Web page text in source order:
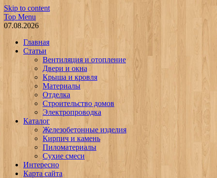
Skip to content
Top Menu
07.08.2026
Главная
Статьи
Вентиляция и отопление
Двери и окна
Крыша и кровля
Материалы
Отделка
Строительство домов
Электропроводка
Каталог
Железобетонные изделия
Кирпич и камень
Пиломатериалы
Сухие смеси
Интересно
Карта сайта